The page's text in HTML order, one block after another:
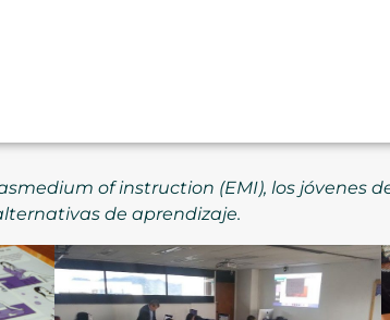
of instruction (EMI), los jóvenes
de aprendizaje.